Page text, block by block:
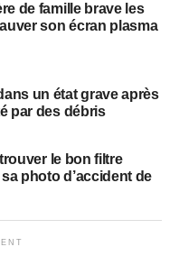
de famille brave les
son écran plasma
un état grave après
par des débris
trouver le bon filtre
photo d’accident de